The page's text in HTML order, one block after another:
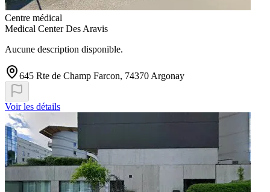
Centre médical
Medical Center Des Aravis
Aucune description disponible.
645 Rte de Champ Farcon, 74370 Argonay
Voir les détails